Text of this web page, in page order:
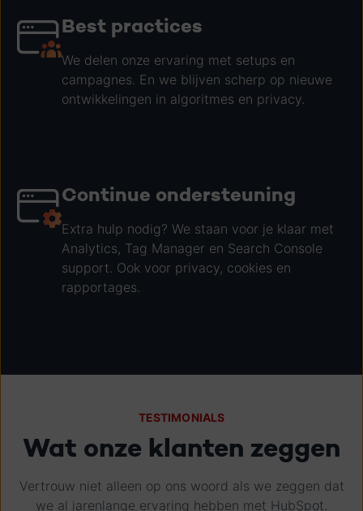
Best practices
We delen onze ervaring met setups en
campagnes. En we blijven scherp op nieuwe
ontwikkelingen in algoritmes en privacy.
Continue ondersteuning
Extra hulp nodig? We staan voor je klaar met
Analytics, Tag Manager en Search Console
support. Ook voor privacy, cookies en
rapportages.
TESTIMONIALS
Wat onze klanten zeggen
Vertrouw niet alleen op ons woord als we zeggen dat
we al jarenlange ervaring hebben met HubSpot.